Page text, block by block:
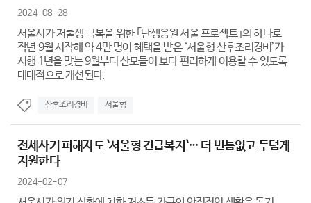
2024-08-28
서울시가 저출생 극복을 위한 ｢탄생응원 서울 프로젝트｣의 하나로
작년 9월 시작해 약 4만 명이 혜택을 받은 ‘서울형 산후조리경비’가
시행 1년을 맞는 9월부터 산모들이 보다 편리하게 이용할 수 있도록
대대적으로 개선된다.
산후조리경비 서울형
전세사기 피해자도 `서울형 긴급복지`… 더 빈틈없고 두텁게
지원한다
2024-02-07